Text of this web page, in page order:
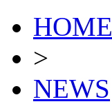
HOME
>
NEWS